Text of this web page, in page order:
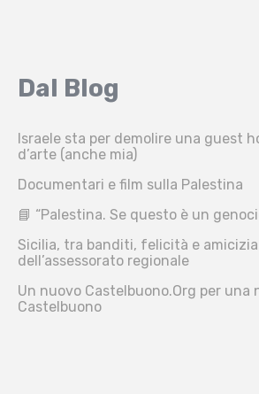
Dal Blog
Israele sta per demolire una guest
d’arte (anche mia)
Documentari e film sulla Palestina
📘 “Palestina. Se questo è un
Sicilia, tra banditi, felicità e
dell’assessorato regionale
Un nuovo Castelbuono.Org per una
Castelbuono